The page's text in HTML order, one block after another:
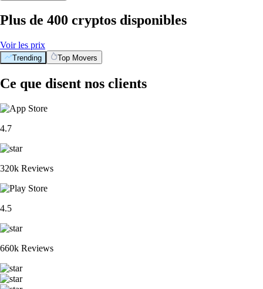
Plus de 400 cryptos disponibles
Voir les prix
Trending Top Movers
Ce que disent nos clients
4.7
320k Reviews
4.5
660k Reviews